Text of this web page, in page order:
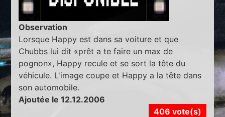
Observation
Lorsque Happy est dans sa voiture et que
Chubbs lui dit «prêt a te faire un max de
pognon», Happy recule et se sort la tête du
véhicule. L'image coupe et Happy a la tête dans
son automobile.
Ajoutée le 12.12.2006
406 vote(s)